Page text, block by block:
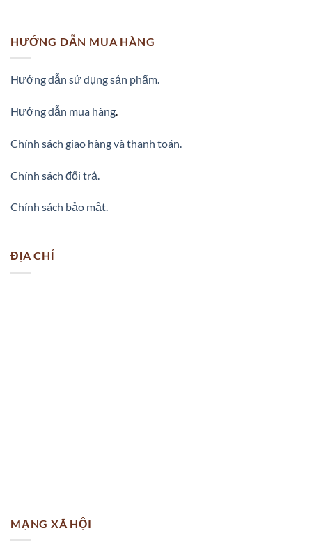
HƯỚNG DẪN MUA HÀNG
Hướng dẫn sử dụng sản phẩm.
Hướng dẫn mua hàng.
Chính sách giao hàng và thanh toán.
Chính sách đổi trả.
Chính sách bảo mật.
ĐỊA CHỈ
MẠNG XÃ HỘI